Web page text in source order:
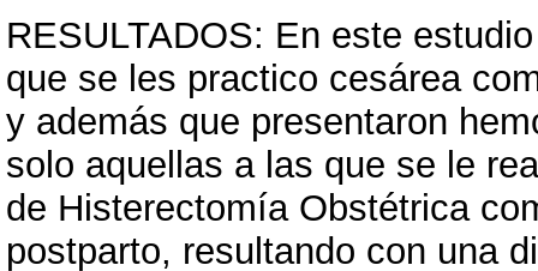
RESULTADOS: En este
que se les practico cesárea
y además que presentaron
solo aquellas a las que se le
de Histerectomía Obstétrica
postparto, resultando con una